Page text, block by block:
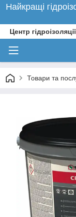
Найкращі
Центр
Товари та